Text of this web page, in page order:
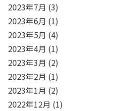
2023年7月 (3)
2023年6月 (1)
2023年5月 (4)
2023年4月 (1)
2023年3月 (2)
2023年2月 (1)
2023年1月 (2)
2022年12月 (1)